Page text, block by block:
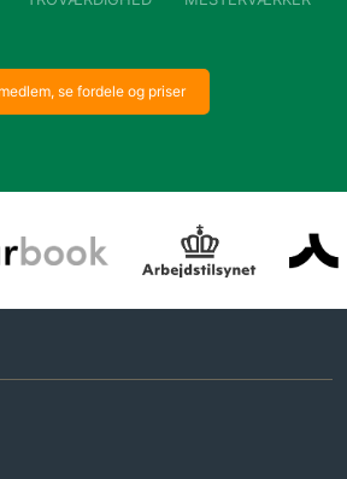
se fordele og priser